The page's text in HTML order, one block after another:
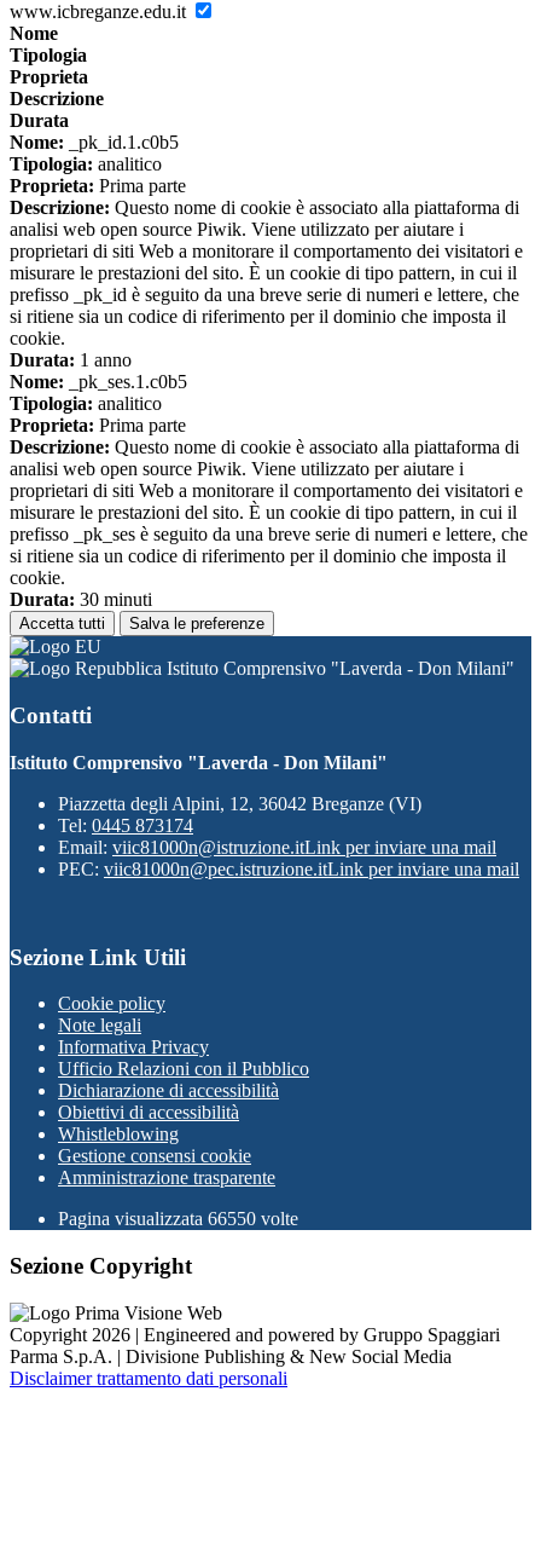
www.icbreganze.edu.it
Nome
Tipologia
Proprieta
Descrizione
Durata
Nome: _pk_id.1.c0b5
Tipologia: analitico
Proprieta: Prima parte
Descrizione: Questo nome di cookie è associato alla piattaforma di
analisi web open source Piwik. Viene utilizzato per aiutare i
proprietari di siti Web a monitorare il comportamento dei visitatori e
misurare le prestazioni del sito. È un cookie di tipo pattern, in cui il
prefisso _pk_id è seguito da una breve serie di numeri e lettere, che
si ritiene sia un codice di riferimento per il dominio che imposta il
cookie.
Durata: 1 anno
Nome: _pk_ses.1.c0b5
Tipologia: analitico
Proprieta: Prima parte
Descrizione: Questo nome di cookie è associato alla piattaforma di
analisi web open source Piwik. Viene utilizzato per aiutare i
proprietari di siti Web a monitorare il comportamento dei visitatori e
misurare le prestazioni del sito. È un cookie di tipo pattern, in cui il
prefisso _pk_ses è seguito da una breve serie di numeri e lettere, che
si ritiene sia un codice di riferimento per il dominio che imposta il
cookie.
Durata: 30 minuti
Accetta tutti Salva le preferenze
Istituto Comprensivo "Laverda - Don Milani"
Contatti
Istituto Comprensivo "Laverda - Don Milani"
Piazzetta degli Alpini, 12, 36042 Breganze (VI)
Tel: 0445 873174
Email: viic81000n@istruzione.itLink per inviare una mail
PEC: viic81000n@pec.istruzione.itLink per inviare una mail
Sezione Link Utili
Cookie policy
Note legali
Informativa Privacy
Ufficio Relazioni con il Pubblico
Dichiarazione di accessibilità
Obiettivi di accessibilità
Whistleblowing
Gestione consensi cookie
Amministrazione trasparente
Pagina visualizzata 66550 volte
Sezione Copyright
Copyright 2026 | Engineered and powered by Gruppo Spaggiari
Parma S.p.A. | Divisione Publishing & New Social Media
Disclaimer trattamento dati personali